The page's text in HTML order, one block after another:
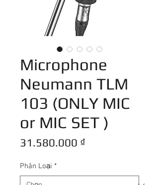
Microphone
Neumann TLM
103 (ONLY MIC
or MIC SET )
31.580.000 ₫
Phân Loại *